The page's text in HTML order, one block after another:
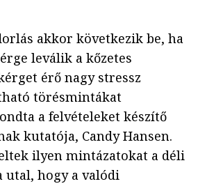
akkor következik be, ha
leválik a kőzetes
érő nagy stressz
törésmintákat
a felvételeket készítő
kutatója, Candy Hansen.
ilyen mintázatokat a déli
utal, hogy a valódi